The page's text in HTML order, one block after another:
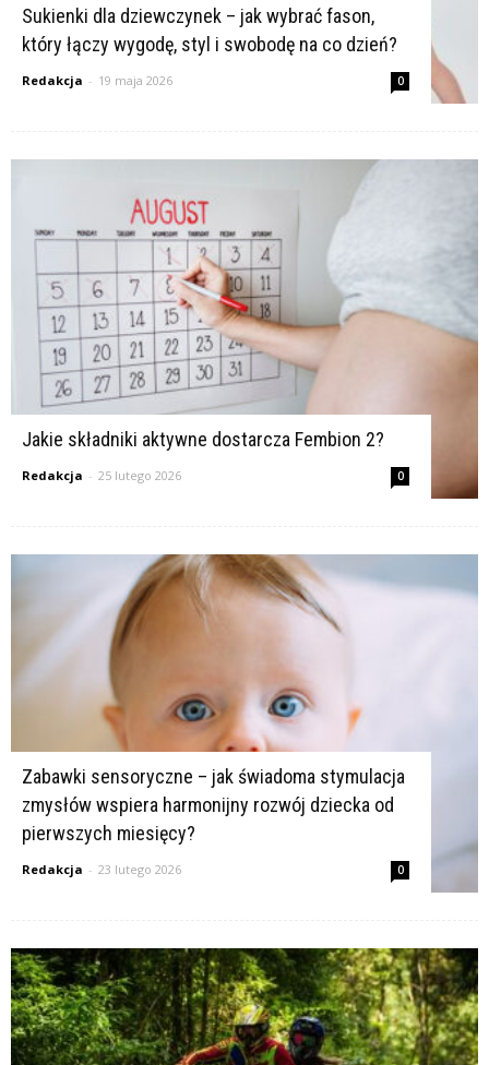
Sukienki dla dziewczynek – jak wybrać fason,
który łączy wygodę, styl i swobodę na co dzień?
Redakcja - 19 maja 2026 0
Jakie składniki aktywne dostarcza Fembion 2?
Redakcja - 25 lutego 2026 0
Zabawki sensoryczne – jak świadoma stymulacja
zmysłów wspiera harmonijny rozwój dziecka od
pierwszych miesięcy?
Redakcja - 23 lutego 2026 0